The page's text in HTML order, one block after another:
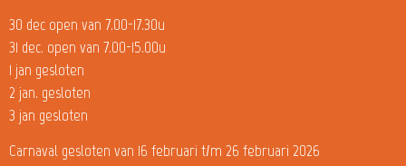
30 dec open van 7.00-17.30u
31 dec. open van 7.00-15.00u
1 jan gesloten
2 jan. gesloten
3 jan gesloten
Carnaval gesloten van 16 februari t/m 26 februari 2026